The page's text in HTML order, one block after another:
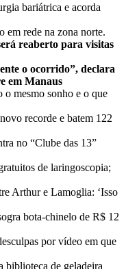
bariátrica e acorda
em rede na zona norte.
reaberto para visitas
o ocorrido”, declara
em Manaus
o mesmo sonho e o que
recorde e batem 122
no “Clube das 13”
de laringoscopia;
Arthur e Lamoglia: ‘Isso
bota-chinelo de R$ 12
por vídeo em que
biblioteca de geladeira